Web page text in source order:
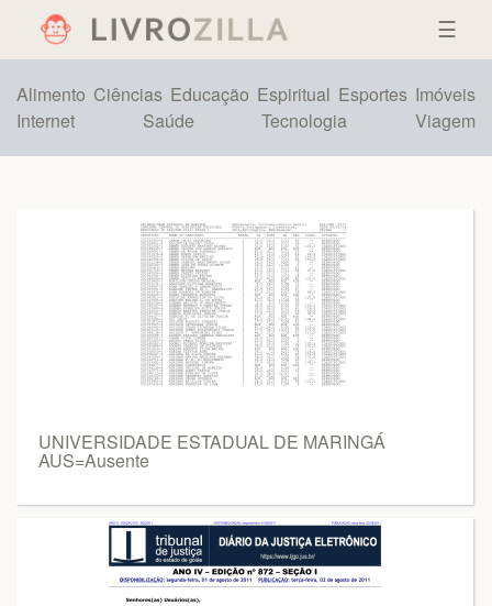
☰
Alimento Ciências Educação Espiritual Esportes Imóveis
Internet
Saúde Tecnologia Viagem
UNIVERSIDADE ESTADUAL DE MARINGÁ
AUS=Ausente